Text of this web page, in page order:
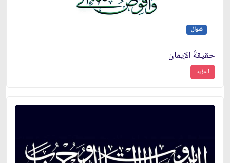
شوال
حقيقةُ الإيمان
المزيد